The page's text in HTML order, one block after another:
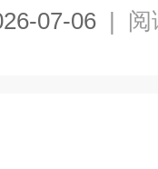
07-06 | 阅